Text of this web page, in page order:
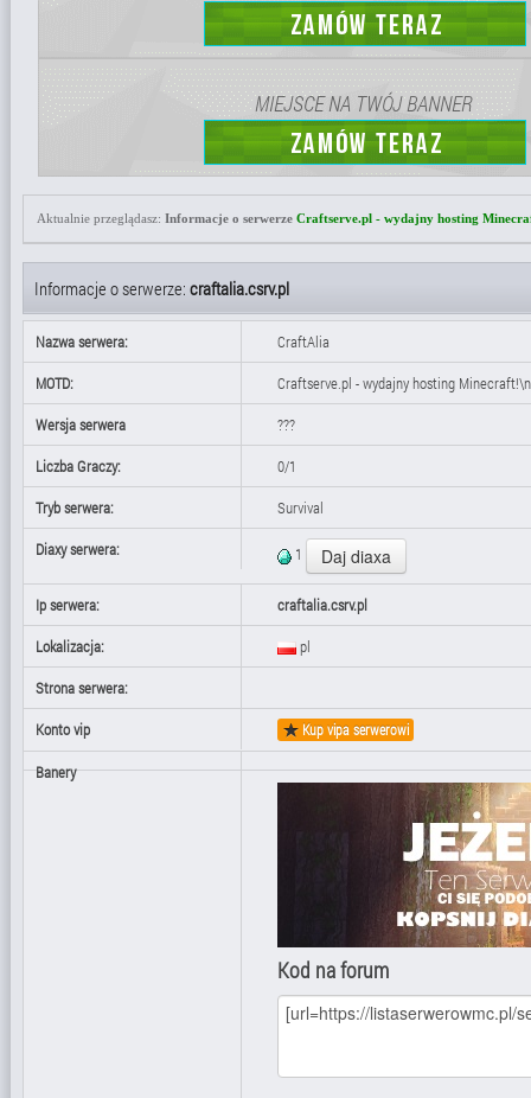
Aktualnie przeglądasz: Informacje o serwerze Craftserve.pl - wydajny hosting
Informacje o serwerze: craftalia.csrv.pl
Nazwa serwera:
CraftAlia
MOTD:
Craftserve.pl - wydajny hosting
Wersja serwera
???
Liczba Graczy:
0/1
Tryb serwera:
Survival
Diaxy serwera:
1
Ip serwera:
craftalia.csrv.pl
Lokalizacja:
pl
Strona serwera:
Konto vip
Kup vipa serwerowi
Banery
Kod na forum